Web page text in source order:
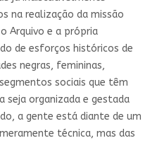
na realização da missão
Arquivo e a própria
de esforços históricos de
negras, femininas,
sociais que têm
seja organizada e gestada
a gente está diante de um
técnica, mas das